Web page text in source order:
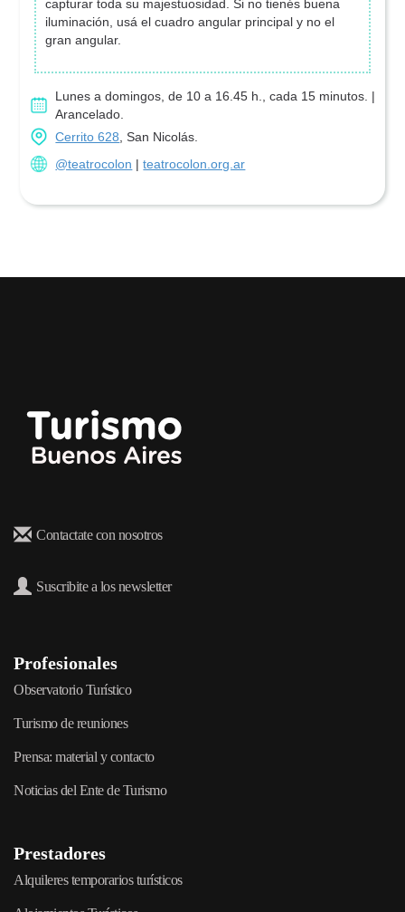
capturar toda su majestuosidad. Si no tienés buena
iluminación, usá el cuadro angular principal y no el
gran angular.
Lunes a domingos, de 10 a 16.45 h., cada 15 minutos. |
Arancelado.
Cerrito 628 , San Nicolás.
@teatrocolon |teatrocolon.org.ar
Contactate con nosotros
Suscribite a los newsletter
Profesionales
Observatorio Turístico
Turismo de reuniones
Prensa: material y contacto
Noticias del Ente de Turismo
Prestadores
Alquileres temporarios turísticos